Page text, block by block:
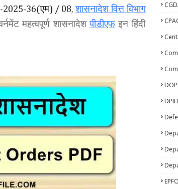
-2025-36(एम) / 08,शासनादेश वित्त विभाग
महत्वपूर्ण शासनादेशपीडीएफ इन हिंदी
EPFO